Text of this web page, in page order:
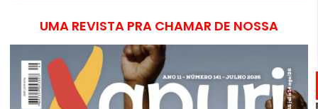
UMA REVISTA PRA CHAMAR DE NOSSA